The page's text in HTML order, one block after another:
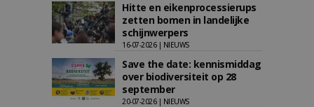
Hitte en eikenprocessierups
zetten bomen in landelijke
schijnwerpers
16-07-2026 | NIEUWS
Save the date: kennismiddag
over biodiversiteit op 28
september
20-07-2026 | NIEUWS